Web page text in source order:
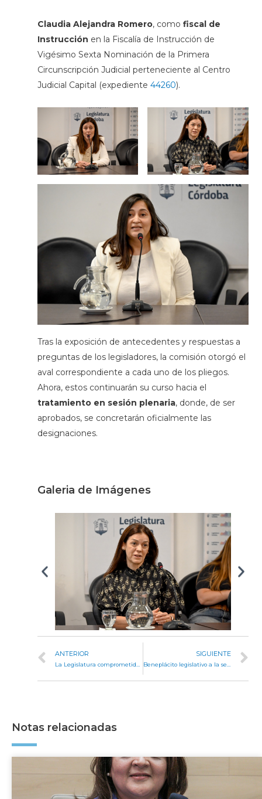
Claudia Alejandra Romero, como fiscal de
Instrucción en la Fiscalía de Instrucción de
Vigésimo Sexta Nominación de la Primera
Circunscripción Judicial perteneciente al Centro
Judicial Capital (expediente 44260).
Tras la exposición de antecedentes y respuestas a
preguntas de los legisladores, la comisión otorgó el
aval correspondiente a cada uno de los pliegos.
Ahora, estos continuarán su curso hacia el
tratamiento en sesión plenaria, donde, de ser
aprobados, se concretarán oficialmente las
designaciones.
Galeria de Imágenes
ANTERIOR
La Legislatura comprometida en salvar vidas
SIGUIENTE
Beneplácito legislativo a la segunda edición del “Córdoba Rolea 2025”
Notas relacionadas